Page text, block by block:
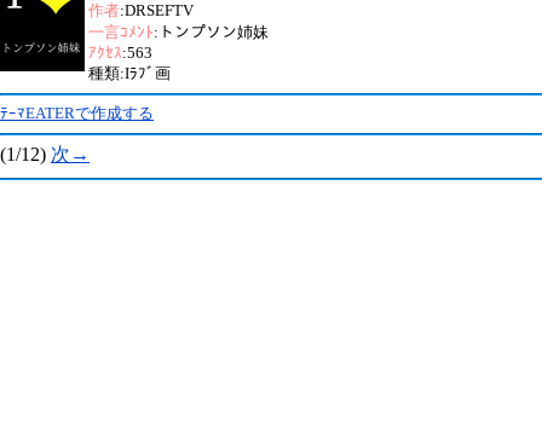
作者:DRSEFTV
一言ｺﾒﾝﾄ:トンプソン姉妹
ｱｸｾｽ:563
種類:Iﾗﾌﾞ画
ﾃｰﾏEATERで作成する
(1/12) 次→